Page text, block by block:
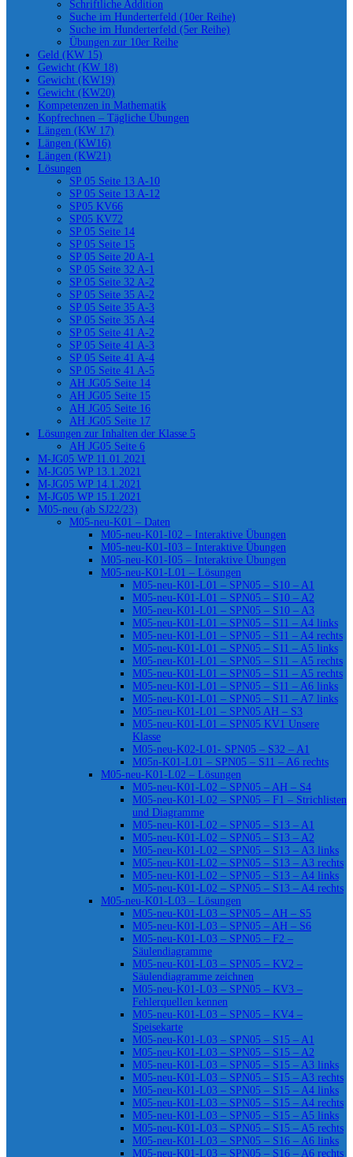
Schriftliche Addition
Suche im Hunderterfeld (10er Reihe)
Suche im Hunderterfeld (5er Reihe)
Übungen zur 10er Reihe
Geld (KW 15)
Gewicht (KW 18)
Gewicht (KW19)
Gewicht (KW20)
Kompetenzen in Mathematik
Kopfrechnen – Tägliche Übungen
Längen (KW 17)
Längen (KW16)
Längen (KW21)
Lösungen
SP 05 Seite 13 A-10
SP 05 Seite 13 A-12
SP05 KV66
SP05 KV72
SP 05 Seite 14
SP 05 Seite 15
SP 05 Seite 20 A-1
SP 05 Seite 32 A-1
SP 05 Seite 32 A-2
SP 05 Seite 35 A-2
SP 05 Seite 35 A-3
SP 05 Seite 35 A-4
SP 05 Seite 41 A-2
SP 05 Seite 41 A-3
SP 05 Seite 41 A-4
SP 05 Seite 41 A-5
AH JG05 Seite 14
AH JG05 Seite 15
AH JG05 Seite 16
AH JG05 Seite 17
Lösungen zur Inhalten der Klasse 5
AH JG05 Seite 6
M-JG05 WP 11.01.2021
M-JG05 WP 13.1.2021
M-JG05 WP 14.1.2021
M-JG05 WP 15.1.2021
M05-neu (ab SJ22/23)
M05-neu-K01 – Daten
M05-neu-K01-I02 – Interaktive Übungen
M05-neu-K01-I03 – Interaktive Übungen
M05-neu-K01-I05 – Interaktive Übungen
M05-neu-K01-L01 – Lösungen
M05-neu-K01-L01 – SPN05 – S10 – A1
M05-neu-K01-L01 – SPN05 – S10 – A2
M05-neu-K01-L01 – SPN05 – S10 – A3
M05-neu-K01-L01 – SPN05 – S11 – A4 links
M05-neu-K01-L01 – SPN05 – S11 – A4 rechts
M05-neu-K01-L01 – SPN05 – S11 – A5 links
M05-neu-K01-L01 – SPN05 – S11 – A5 rechts
M05-neu-K01-L01 – SPN05 – S11 – A5 rechts
M05-neu-K01-L01 – SPN05 – S11 – A6 links
M05-neu-K01-L01 – SPN05 – S11 – A7 links
M05-neu-K01-L01 – SPN05 AH – S3
M05-neu-K01-L01 – SPN05 KV1 Unsere
Klasse
M05-neu-K02-L01- SPN05 – S32 – A1
M05n-K01-L01 – SPN05 – S11 – A6 rechts
M05-neu-K01-L02 – Lösungen
M05-neu-K01-L02 – SPN05 – AH – S4
M05-neu-K01-L02 – SPN05 – F1 – Strichlisten
und Diagramme
M05-neu-K01-L02 – SPN05 – S13 – A1
M05-neu-K01-L02 – SPN05 – S13 – A2
M05-neu-K01-L02 – SPN05 – S13 – A3 links
M05-neu-K01-L02 – SPN05 – S13 – A3 rechts
M05-neu-K01-L02 – SPN05 – S13 – A4 links
M05-neu-K01-L02 – SPN05 – S13 – A4 rechts
M05-neu-K01-L03 – Lösungen
M05-neu-K01-L03 – SPN05 – AH – S5
M05-neu-K01-L03 – SPN05 – AH – S6
M05-neu-K01-L03 – SPN05 – F2 –
Säulendiagramme
M05-neu-K01-L03 – SPN05 – KV2 –
Säulendiagramme zeichnen
M05-neu-K01-L03 – SPN05 – KV3 –
Fehlerquellen kennen
M05-neu-K01-L03 – SPN05 – KV4 –
Speisekarte
M05-neu-K01-L03 – SPN05 – S15 – A1
M05-neu-K01-L03 – SPN05 – S15 – A2
M05-neu-K01-L03 – SPN05 – S15 – A3 links
M05-neu-K01-L03 – SPN05 – S15 – A3 rechts
M05-neu-K01-L03 – SPN05 – S15 – A4 links
M05-neu-K01-L03 – SPN05 – S15 – A4 rechts
M05-neu-K01-L03 – SPN05 – S15 – A5 links
M05-neu-K01-L03 – SPN05 – S15 – A5 rechts
M05-neu-K01-L03 – SPN05 – S16 – A6 links
M05-neu-K01-L03 – SPN05 – S16 – A6 rechts